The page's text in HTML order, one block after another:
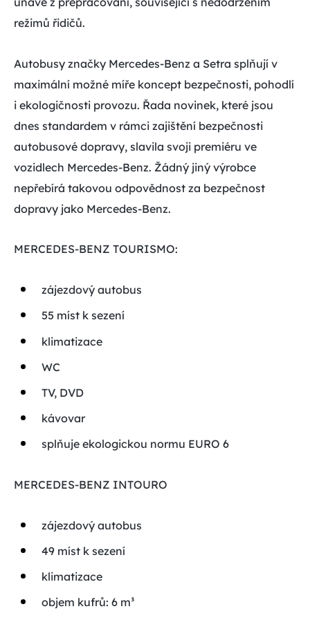
režimů řidičů.
Autobusy značky Mercedes-Benz a Setra splňují v
maximální možné míře koncept bezpečnosti, pohodlí
i ekologičnosti provozu. Řada novinek, které jsou
dnes standardem v rámci zajištění bezpečnosti
autobusové dopravy, slavila svoji premiéru ve
vozidlech Mercedes-Benz. Žádný jiný výrobce
nepřebírá takovou odpovědnost za bezpečnost
dopravy jako Mercedes-Benz.
MERCEDES-BENZ TOURISMO:
zájezdový autobus
55 míst k sezení
klimatizace
WC
TV, DVD
kávovar
splňuje ekologickou normu EURO 6
MERCEDES-BENZ INTOURO
zájezdový autobus
49 míst k sezení
klimatizace
objem kufrů: 6 m³